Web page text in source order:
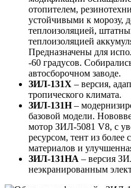
отопителем,
устойчивыми к морозу,
теплоизоляцией,
теплоизоляцией
Предназначены для
-60 градусов.
автосборочном заводе.
ЗИЛ-131Х – версия,
тропического климата.
ЗИЛ-131Н–
базовой модели.
мотор ЗИЛ-5081 V8, с
ресурсом, тент из более
материалов и
ЗИЛ-131НА – версия
неэкранированным